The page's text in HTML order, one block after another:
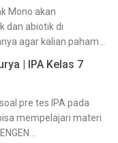
Mono akan
dan abiotik di
agar kalian paham...
| IPA Kelas 7
pre tes IPA pada
mempelajari materi